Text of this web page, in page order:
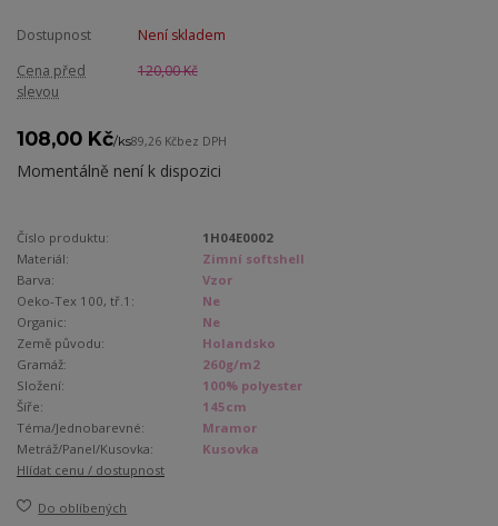
Dostupnost
Není skladem
Cena před
slevou
120,00 Kč
108,00 Kč/ks89,26 Kčbez DPH
Momentálně není k dispozici
Číslo produktu:
1H04E0002
Materiál:
Zimní softshell
Barva:
Vzor
Oeko-Tex 100, tř.1:
Ne
Organic:
Ne
Země původu:
Holandsko
Gramáž:
260g/m2
Složení:
100% polyester
Šíře:
145cm
Téma/Jednobarevné:
Mramor
Metráž/Panel/Kusovka:
Kusovka
Hlídat cenu / dostupnost
Do oblíbených